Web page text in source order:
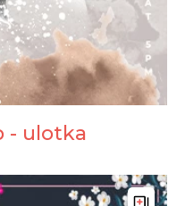
- ulotka